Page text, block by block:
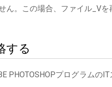
ん。この場合、ファイル_V
する
PHOTOSHOPプログラムの